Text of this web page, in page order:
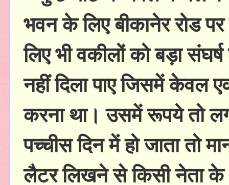
भवन के लिए बीकानेर रोड
लिए भी वकीलों को बड़ा
नहीं दिला पाए जिसमें केवल
करना था। उसमें रूपये तो
पच्चीस दिन में हो जाता तो
लैटर लिखने से किसी नेता के